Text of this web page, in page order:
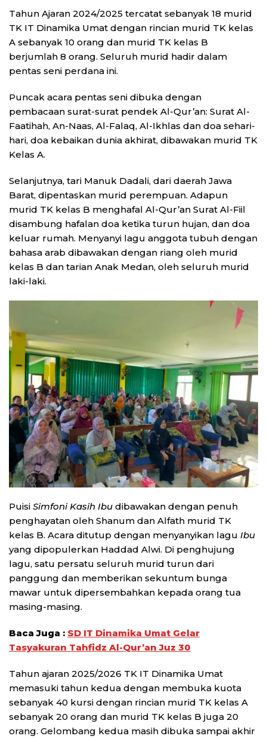
Tahun Ajaran 2024/2025 tercatat sebanyak 18 murid
TK IT Dinamika Umat dengan rincian murid TK kelas
A sebanyak 10 orang dan murid TK kelas B
berjumlah 8 orang. Seluruh murid hadir dalam
pentas seni perdana ini.
Puncak acara pentas seni dibuka dengan
pembacaan surat-surat pendek Al-Qur’an: Surat Al-
Faatihah, An-Naas, Al-Falaq, Al-Ikhlas dan doa sehari-
hari, doa kebaikan dunia akhirat, dibawakan murid TK
Kelas A.
Selanjutnya, tari Manuk Dadali, dari daerah Jawa
Barat, dipentaskan murid perempuan. Adapun
murid TK kelas B menghafal Al-Qur’an Surat Al-Fiil
disambung hafalan doa ketika turun hujan, dan doa
keluar rumah. Menyanyi lagu anggota tubuh dengan
bahasa arab dibawakan dengan riang oleh murid
kelas B dan tarian Anak Medan, oleh seluruh murid
laki-laki.
Puisi Simfoni Kasih Ibu dibawakan dengan penuh
penghayatan oleh Shanum dan Alfath murid TK
kelas B. Acara ditutup dengan menyanyikan lagu Ibu
yang dipopulerkan Haddad Alwi. Di penghujung
lagu, satu persatu seluruh murid turun dari
panggung dan memberikan sekuntum bunga
mawar untuk dipersembahkan kepada orang tua
masing-masing.
Baca Juga : SD IT Dinamika Umat Gelar
Tasyakuran Tahfidz Al-Qur’an Juz 30
Tahun ajaran 2025/2026 TK IT Dinamika Umat
memasuki tahun kedua dengan membuka kuota
sebanyak 40 kursi dengan rincian murid TK kelas A
sebanyak 20 orang dan murid TK kelas B juga 20
orang. Gelombang kedua masih dibuka sampai akhir